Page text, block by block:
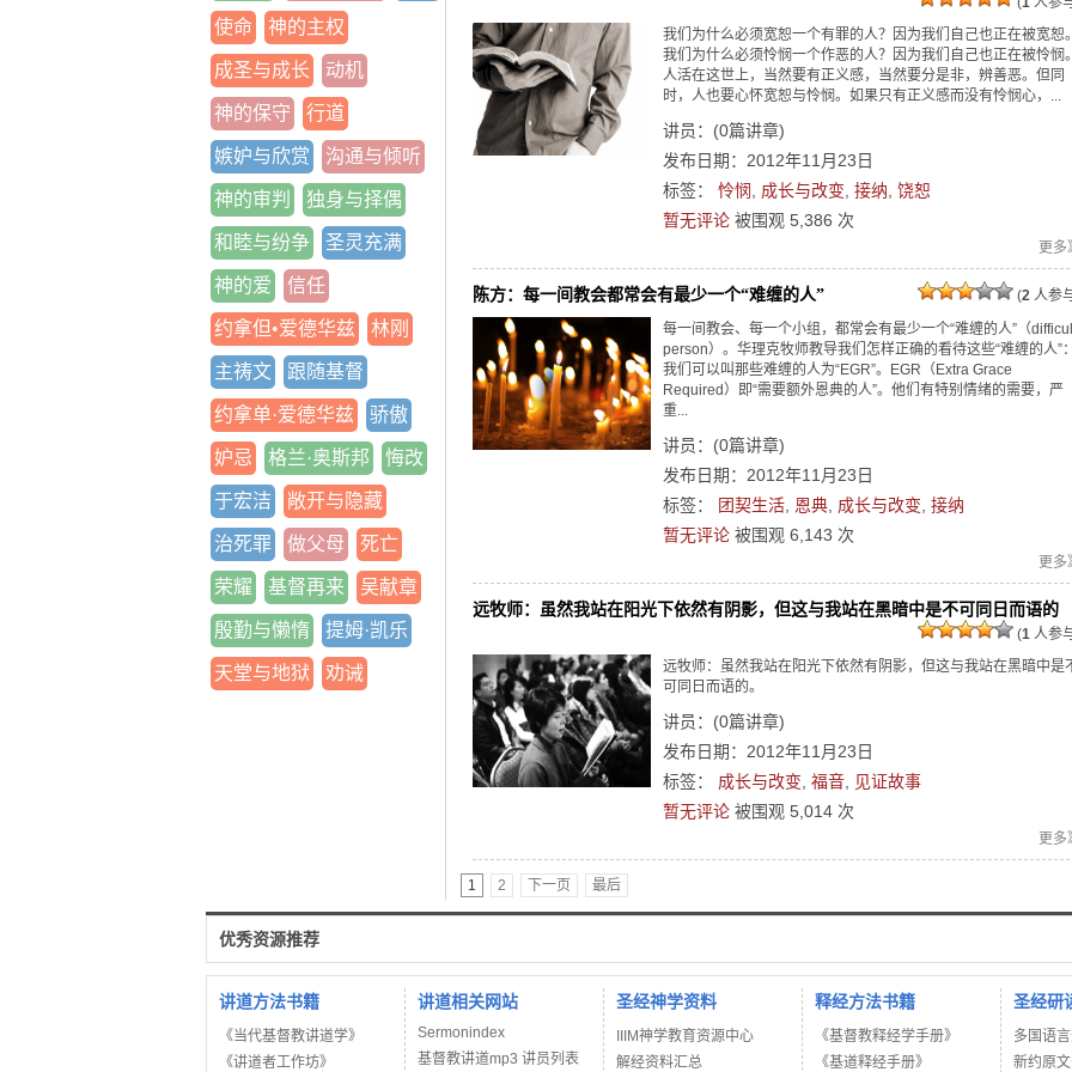
使命 神的主权
成圣与成长 动机
神的保守 行道
嫉妒与欣赏 沟通与倾听
神的审判 独身与择偶
和睦与纷争 圣灵充满
神的爱 信任
约拿但•爱德华兹 林刚
主祷文 跟随基督
约拿单·爱德华兹 骄傲
妒忌 格兰·奥斯邦 悔改
于宏洁 敞开与隐藏
治死罪 做父母 死亡
荣耀 基督再来 吴献章
殷勤与懒惰 提姆·凯乐
天堂与地狱 劝诫
我们为什么必须宽恕一个有罪的人？因为我们自己也正在被宽恕。
我们为什么必须怜悯一个作恶的人？因为我们自己也正在被怜悯。
人活在这世上，当然要有正义感，当然要分是非，辨善恶。但同
时，人也要心怀宽恕与怜悯。如果只有正义感而没有怜悯心，...
讲员： (0篇讲章)
发布日期：2012年11月23日
标签： 怜悯 成长与改变 接纳 饶恕
暂无评论 被围观 5,386 次
更多
陈方：每一间教会都常会有最少一个“难缠的人” (2 人参
每一间教会、每一个小组，都常会有最少一个“难缠的人”（
person）。华理克牧师教导我们怎样正确的看待这些“难缠的人”：
我们可以叫那些难缠的人为“EGR”。EGR（Extra Grace
Required）即“需要额外恩典的人”。他们有特别情绪的需要，严
重...
讲员： (0篇讲章)
发布日期：2012年11月23日
标签：
团契生活 恩典 成长与改变 接纳
暂无评论 被围观 6,143 次
更多
远牧师：虽然我站在阳光下依然有阴影，但这与我站在黑暗中是不可同日而语的
(1 人参
远牧师：虽然我站在阳光下依然有阴影，但这与我站在黑暗中是
可同日而语的。
讲员： (0篇讲章)
发布日期：2012年11月23日
标签： 成长与改变 福音
见证故事
暂无评论 被围观 5,014 次
更多
1 2 下一页 最后
优秀资源推荐
讲道方法书籍
《当代基督教讲道学》
《讲道者工作坊》
讲道相关网站
Sermonindex
基督教讲道mp3 讲员列表
圣经神学资料
IIIM神学教育资源中心
解经资料汇总
释经方法书籍
《基督教释经学手册》
《基道释经手册》
圣经研
多国语
新约原